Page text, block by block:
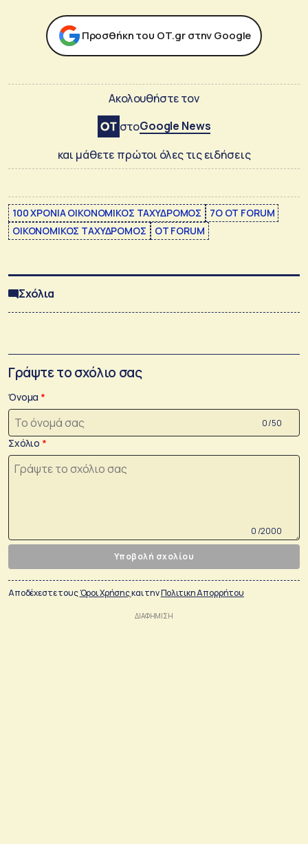
Προσθήκη του ΟΤ.gr στην Google
Ακολουθήστε τον
στοGoogle News
και μάθετε πρώτοι όλες τις ειδήσεις
100 ΧΡΟΝΙΑ ΟΙΚΟΝΟΜΙΚΟΣ ΤΑΧΥΔΡΟΜΟΣ
7Ο OT FORUM
ΟΙΚΟΝΟΜΙΚΟΣ ΤΑΧΥΔΡΟΜΟΣ
ΟΤ FORUM
Σχόλια
Γράψτε το σχόλιο σας
Όνομα
0 /50
Σχόλιο
0 /2000
Υποβολή σχολίου
Αποδέχεστε τουςΌροι Χρήσηςκαι τηνΠολιτικη Απορρήτου